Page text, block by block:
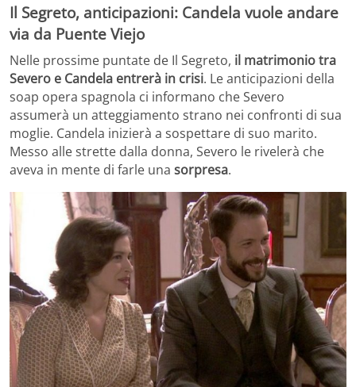
Il Segreto, anticipazioni: Candela vuole andare
via da Puente Viejo
Nelle prossime puntate de Il Segreto, il matrimonio tra
Severo e Candela entrerà in crisi. Le anticipazioni della
soap opera spagnola ci informano che Severo
assumerà un atteggiamento strano nei confronti di sua
moglie. Candela inizierà a sospettare di suo marito.
Messo alle strette dalla donna, Severo le rivelerà che
aveva in mente di farle una sorpresa.